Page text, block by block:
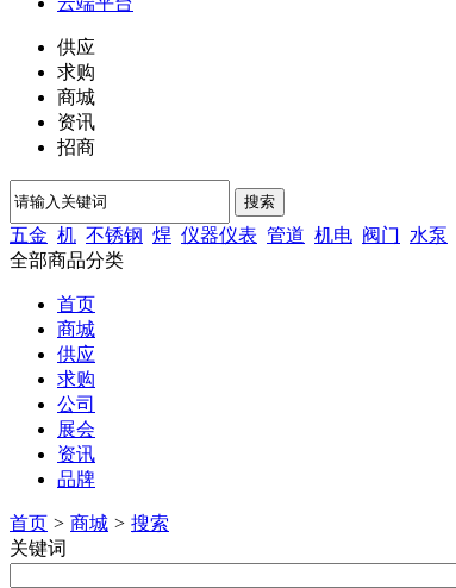
供应
求购
商城
资讯
招商
搜索
五金 机 不锈钢 焊 仪器仪表 管道 机电 阀门 水泵
全部商品分类
首页
商城
供应
求购
公司
展会
资讯
品牌
首页 > 商城 > 搜索
关键词